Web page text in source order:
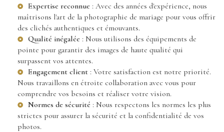
Expertise reconnue : Avec des années d'expérience, nous
maîtrisons l'art de la photographie de mariage pour vous offrir
des clichés authentiques et émouvants.
Qualité inégalée : Nous utilisons des équipements de
pointe pour garantir des images de haute qualité qui
surpassent vos attentes.
Engagement client : Votre satisfaction est notre priorité.
Nous travaillons en étroite collaboration avec vous pour
comprendre vos besoins et réaliser votre vision.
Normes de sécurité : Nous respectons les normes les plus
strictes pour assurer la sécurité et la confidentialité de vos
photos.